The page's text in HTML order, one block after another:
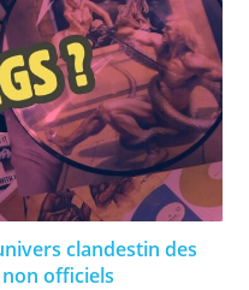
clandestin des
officiels